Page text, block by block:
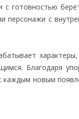
с готовностью
персонажи с
Благодаря
каждым новым